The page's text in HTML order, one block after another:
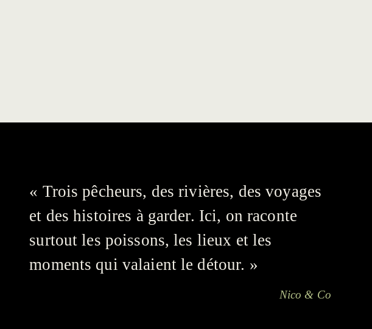
« Trois pêcheurs, des rivières, des voyages
et des histoires à garder. Ici, on raconte
surtout les poissons, les lieux et les
moments qui valaient le détour. »
Nico & Co